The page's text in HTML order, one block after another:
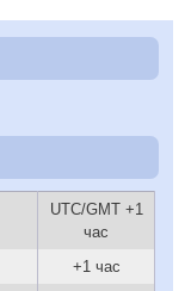
UTC/GMT +1
час
+1 час